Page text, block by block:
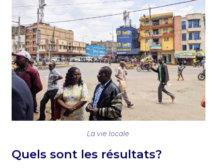
La vie locale
Quels sont les résultats?